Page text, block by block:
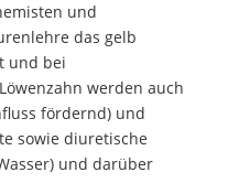
und
das gelb
und bei
werden auch
fördernd) und
sowie diuretische
und darüber